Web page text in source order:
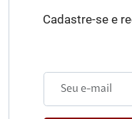
Cadastre-se e